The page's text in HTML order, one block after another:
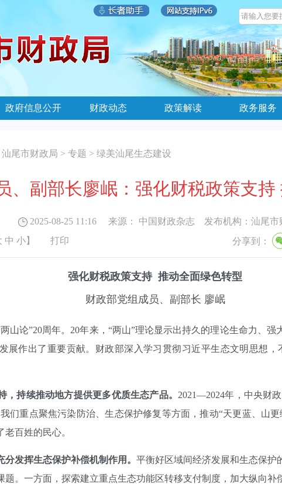
政府信息公开 财政动态 政策解读 政务服务
汕尾市财政局 > 专题 > 绿美汕尾生态建设
、副部长廖岷：强化财税政策支持
2025-08-25 11:16来源： 中国财政杂志发布机构： 汕尾市
中 小】 打印 分享到：
强化财税政策支持 推动全面绿色转型
财政部党组成员、副部长 廖岷
论”20周年。20年来，“两山”理论显示出持久的理论生命力、强
展作出了重要贡献。财政部深入学习贯彻习近平生态文明思想
持续推动地方提供更多优质生态产品。 2021—2024年，中央财
们重点聚焦污染防治、生态保护修复等方面，推动“天更蓝、山
百姓的民心。
发挥生态保护补偿机制作用。 平衡好区域间经济发展和生态保护
题。一方面，探索建立重点生态功能区转移支付制度，加大纵向补